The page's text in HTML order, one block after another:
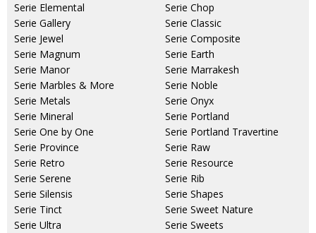
Serie Elemental
Serie Gallery
Serie Jewel
Serie Magnum
Serie Manor
Serie Marbles & More
Serie Metals
Serie Mineral
Serie One by One
Serie Province
Serie Retro
Serie Serene
Serie Silensis
Serie Tinct
Serie Ultra
Serie Chop
Serie Classic
Serie Composite
Serie Earth
Serie Marrakesh
Serie Noble
Serie Onyx
Serie Portland
Serie Portland Travertine
Serie Raw
Serie Resource
Serie Rib
Serie Shapes
Serie Sweet Nature
Serie Sweets